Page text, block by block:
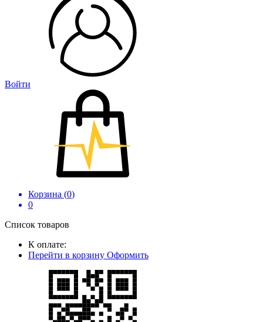
Войти
Корзина (0)
0
Список товаров
К оплате:
Перейти в корзину Оформить